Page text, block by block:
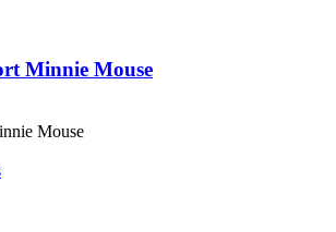
Minnie Mouse
Mouse